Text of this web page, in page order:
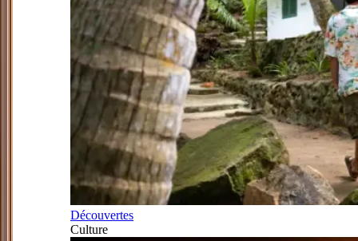
Découvertes
Culture